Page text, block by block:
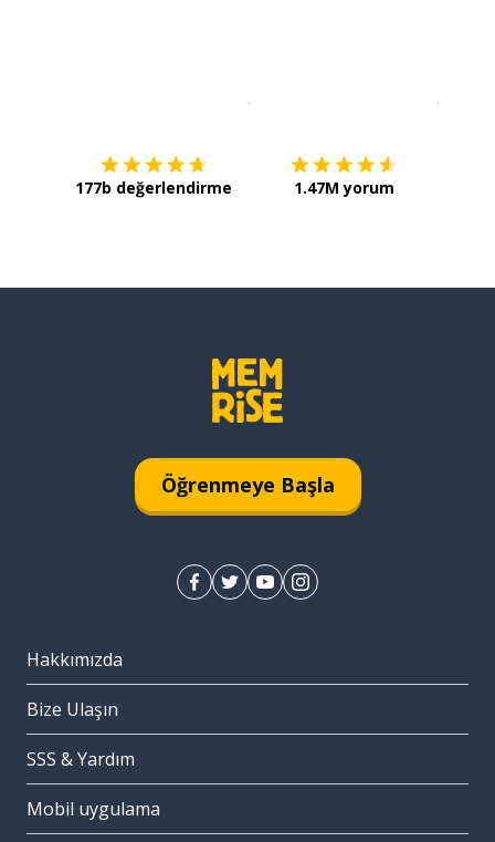
177b değerlendirme 1.47M yorum
Öğrenmeye Başla
Hakkımızda
Bize Ulaşın
SSS & Yardım
Mobil uygulama